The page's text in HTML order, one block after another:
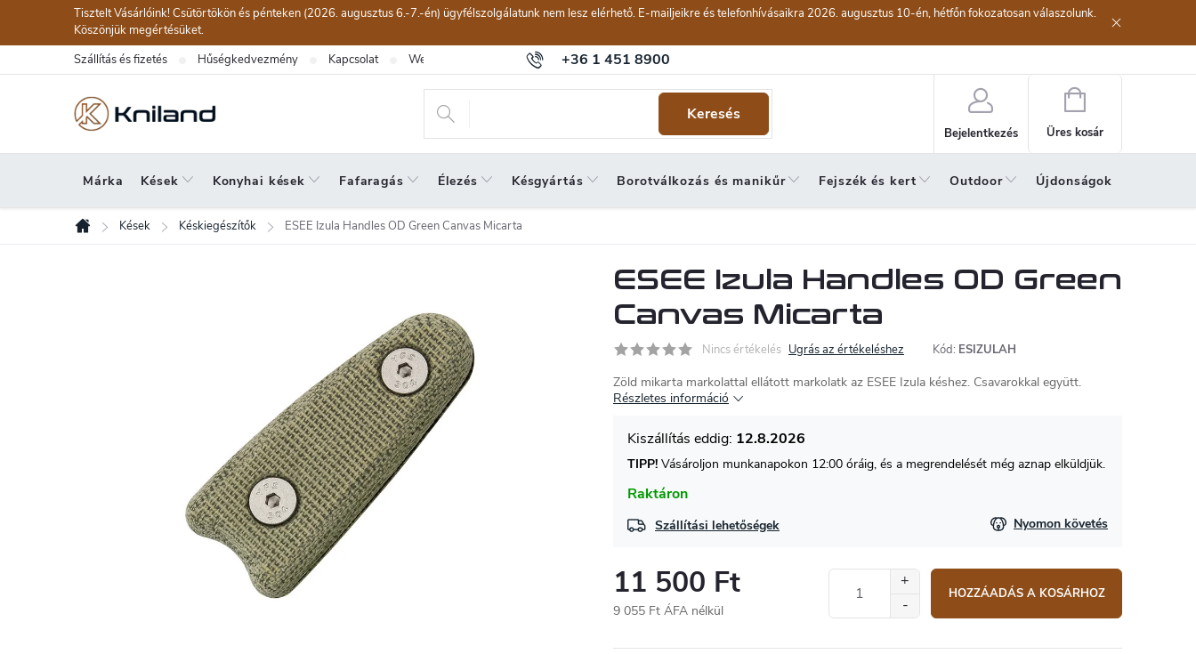
fő
tartalomhoz
Tisztelt Vásárlóink! Csütörtökön és pénteken (2026. augusztus 6.-7.-én) ügyfélszolgálatunk nem lesz elérhető. E-mailjeikre és telefonhívásaikra 2026. augusztus 10-én, hétfőn fokozatosan válaszolunk.
Köszönjük megértésüket.
+36 1 451 8900
Szállítás és fizetés Hűségkedvezmény Kapcsolat Webáruház értékelése Általános szerződési feltételek
Keresés
Bejelentkezés
Kosár
Üres kosár
Márka Kések Konyhai kések Fafaragás Élezés Késgyártás Borotválkozás és manikűr Fejszék és kert Outdoor Újdonságok
Kezdőlap
Kések Késkiegészítők ESEE Izula Handles OD Green Canvas Micarta
ESEE Izula Handles OD Green
Canvas Micarta
Nincs értékelés Ugrás az értékeléshez Kód: ESIZULAH
Zöld mikarta markolattal ellátott markolatk az ESEE Izula késhez. Csavarokkal együtt.
Részletes információ
Raktáron
12.8.2026
TIPP! Vásároljon munkanapokon 12:00 óráig, és a megrendelését még aznap elküldjük.
Szállítási lehetőségek Nyomon követés
11 500 Ft
9 055 Ft ÁFA nélkül
HOZZÁADÁS A KOSÁRHOZ